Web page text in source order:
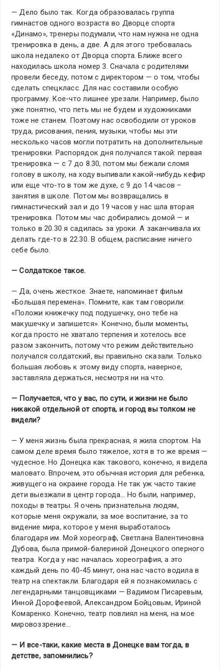
— Дело было так. Когда образовалась группа
гимнастов одного возраста во Дворце спорта
«Динамо», тренеры подумали, что нам нужна не одна
тренировка в день, а две. А для этого требовалась
школа недалеко от Дворца спорта. Ближе всего
находилась школа номер 3. Сначала с родителями
провели беседу, потом с директором — о том, чтобы
сделать спецкласс. Для нас составили особую
программу. Кое-что лишнее урезали. Например, было
уже понятно, что петь мы не будем и художниками
тоже не станем. Поэтому нас освободили от уроков
труда, рисования, пения, музыки, чтобы мы эти
несколько часов могли потратить на дополнительные
тренировки. Распорядок дня получался такой: первая
тренировка — с 7 до 8.30, потом мы бежали сломя
голову в школу, на ходу выпивали какой-нибудь кефир
или еще что-то в том же духе, с 9 до 14 часов –
занятия в школе. Потом мы возвращались в
гимнастический зал и до 19 часов у нас шла вторая
тренировка. Потом мы час добирались домой — и
только в 20.30 я садилась за уроки. А заканчивала их
делать где-то в 22.30. В общем, расписание ничего
себе было.
— Солдатское такое.
— Да, очень жесткое. Знаете, напоминает фильм
«Большая перемена». Помните, как там говорили:
«Положи книжечку под подушечку, оно тебе на
макушечку и запишется». Конечно, были моменты,
когда просто не хватало терпения и хотелось все
разом закончить, потому что режим действительно
получался солдатский, вы правильно сказали. Только
большая любовь к этому виду спорта, наверное,
заставляла держаться, несмотря ни на что.
— Получается, что у вас, по сути, и жизни не было
никакой отдельной от спорта, и город вы толком не
видели?
— У меня жизнь была прекрасная, я жила спортом. На
самом деле время было тяжелое, хотя в то же время —
чудесное. Но Донецка как такового, конечно, я видела
маловато. Впрочем, это обычная история для ребенка,
живущего на окраине города. Не так уж часто такие
дети выезжали в центр города… Но были, например,
походы в театры. Я очень признательна людям,
которые меня окружали, за мое воспитание, за то
видение мира, которое у меня выработалось
благодаря им. Мой хореограф, Светлана Валентиновна
Дубова, была примой-балериной Донецкого оперного
театра. Когда у нас началась хореография, а это
каждый день по 40-45 минут, она нас часто водила в
театр на спектакли. Благодаря ей я познакомилась с
легендарными танцовщиками — Вадимом Писаревым,
Инной Дорофеевой, Александром Бойцовым, Ириной
Комаренко. Конечно, театр повлиял на меня, на мое
мировоззрение…
— И все-таки, какие места в Донецке вам тогда, в
детстве, запомнились?